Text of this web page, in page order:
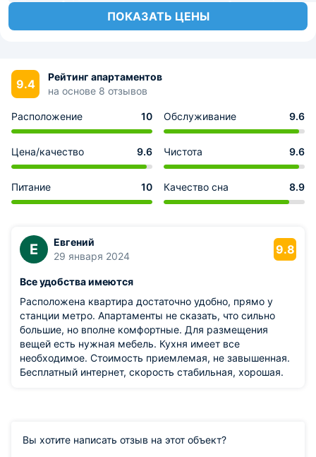
ПОКАЗАТЬ ЦЕНЫ
9.4
Рейтинг апартаментов
на основе 8 отзывов
Расположение 10 Обслуживание 9.6
Цена/качество 9.6 Чистота 9.6
Питание 10 Качество сна 8.9
Е
Евгений
29 января 2024
9.8
Все удобства имеются
Расположена квартира достаточно удобно, прямо у
станции метро. Апартаменты не сказать, что сильно
большие, но вполне комфортные. Для размещения
вещей есть нужная мебель. Кухня имеет все
необходимое. Стоимость приемлемая, не завышенная.
Бесплатный интернет, скорость стабильная, хорошая.
Вы хотите написать отзыв на этот объект?